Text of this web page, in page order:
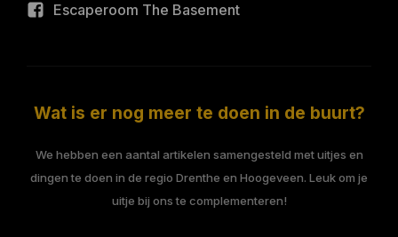
Escaperoom The Basement
Wat is er nog meer te doen in de buurt?
We hebben een aantal artikelen samengesteld met uitjes en
dingen te doen in de regio Drenthe en Hoogeveen. Leuk om je
uitje bij ons te complementeren!